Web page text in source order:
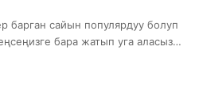
барган сайын популярдуу болуп
бара жатып уга аласыз…